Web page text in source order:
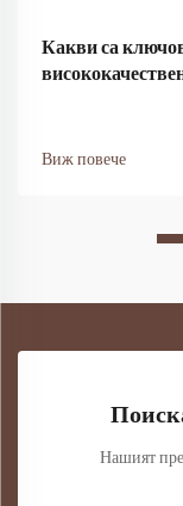
Какви са
Виж повече
Нашият